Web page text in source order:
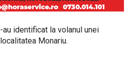
identificat la volanul unei
Monariu.